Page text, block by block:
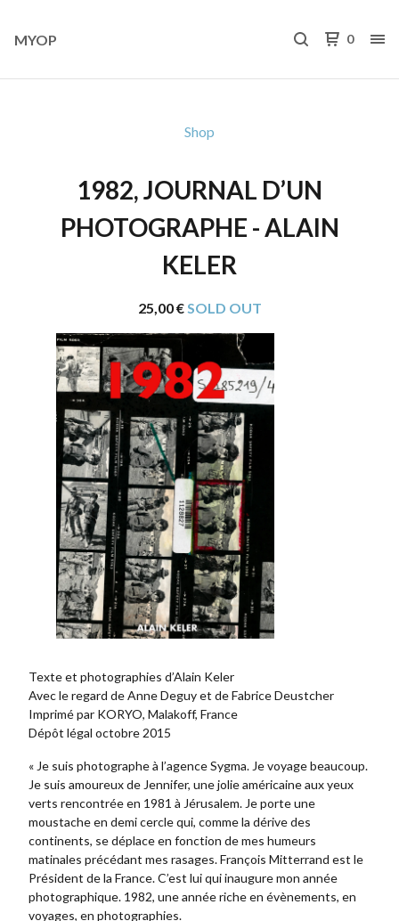
MYOP 0
Shop
1982, JOURNAL D’UN
PHOTOGRAPHE - ALAIN
KELER
25,00€SOLD OUT
Texte et photographies d’Alain Keler
Avec le regard de Anne Deguy et de Fabrice Deustcher
Imprimé par KORYO, Malakoff, France
Dépôt légal octobre 2015
« Je suis photographe à l’agence Sygma. Je voyage beaucoup.
Je suis amoureux de Jennifer, une jolie américaine aux yeux
verts rencontrée en 1981 à Jérusalem. Je porte une
moustache en demi cercle qui, comme la dérive des
continents, se déplace en fonction de mes humeurs
matinales précédant mes rasages. François Mitterrand est le
Président de la France. C’est lui qui inaugure mon année
photographique. 1982, une année riche en évènements, en
voyages, en photographies.